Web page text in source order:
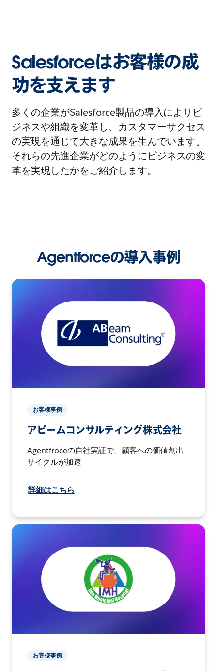
Salesforceはお客様の成
功を支えます
多くの企業がSalesforce製品の導入によりビ
ジネスや組織を変革し、カスタマーサクセス
の実現を通じて大きな成果を生んでいます。
それらの先進企業がどのようにビジネスの変
革を実現したかをご紹介します。
Agentforceの導入事例
お客様事例
アビームコンサルティング株式会社
Agentfroceの自社実証で、顧客への価値創出
サイクルが加速
詳細はこちら
お客様事例